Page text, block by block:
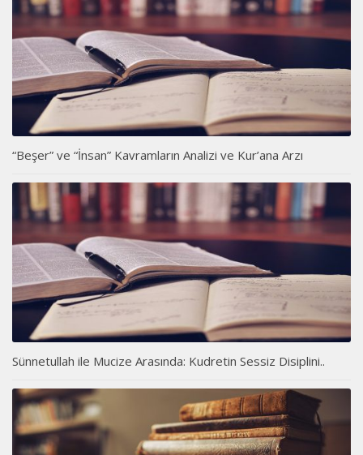
“Beşer” ve “İnsan” Kavramların Analizi ve Kur’ana Arzı
Sünnetullah ile Mucize Arasında: Kudretin Sessiz Disiplini..